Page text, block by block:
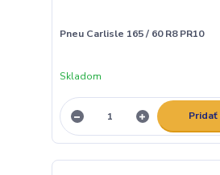
Pneu Carlisle 165 / 60 R8 PR10
Skladom
Pridať